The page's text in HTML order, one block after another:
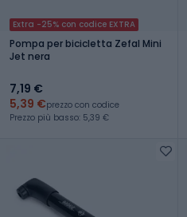
Extra -25% con codice EXTRA
Pompa per bicicletta Zefal Mini
Jet nera
7,19 €
5,39 €prezzo con codice
Prezzo più basso: 5,39 €